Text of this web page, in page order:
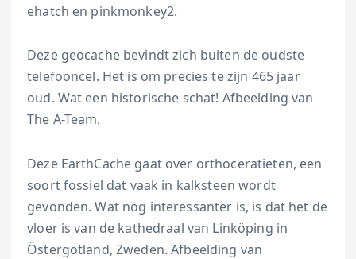
ehatch en pinkmonkey2.
Deze geocache bevindt zich buiten de oudste
telefooncel. Het is om precies te zijn 465 jaar
oud. Wat een historische schat! Afbeelding van
The A-Team.
Deze EarthCache gaat over orthoceratieten, een
soort fossiel dat vaak in kalksteen wordt
gevonden. Wat nog interessanter is, is dat het de
vloer is van de kathedraal van Linköping in
Östergötland, Zweden. Afbeelding van